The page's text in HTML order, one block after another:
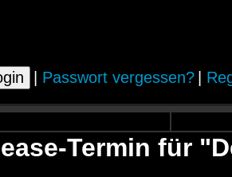
Passwort vergessen?
Termin für